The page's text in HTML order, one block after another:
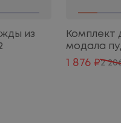
из
модала
1 876 ₽2